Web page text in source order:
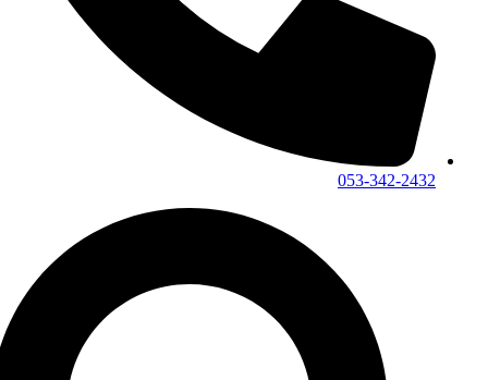
053-342-2432